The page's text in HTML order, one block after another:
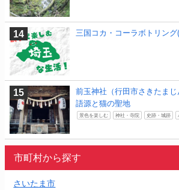
三国コカ・コーラボトリング
前玉神社（行田市さきたま
語源と猫の聖地
景色を楽しむ 神社・寺院 史跡・城跡
市町村から探す
さいたま市